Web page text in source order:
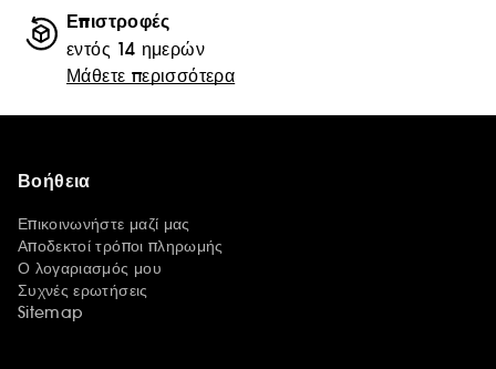
Επιστροφές
εντός 14 ημερών
Μάθετε περισσότερα
Βοήθεια
Επικοινωνήστε μαζί μας
Αποδεκτοί τρόποι πληρωμής
Ο λογαριασμός μου
Συχνές ερωτήσεις
Sitemap